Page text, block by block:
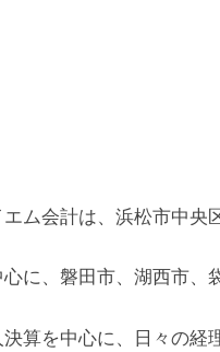
ム会計は、浜松市中央
に、磐田市、湖西市、
算を中心に、日々の経